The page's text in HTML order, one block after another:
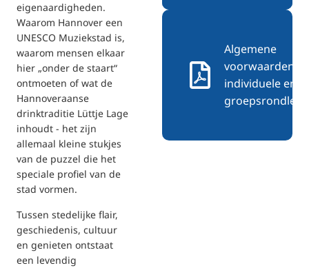
eigenaardigheden.
Waarom Hannover een
UNESCO Muziekstad is,
waarom mensen elkaar
hier „onder de staart“
ontmoeten of wat de
Hannoveraanse
drinktraditie Lüttje Lage
inhoudt - het zijn
allemaal kleine stukjes
van de puzzel die het
speciale profiel van de
stad vormen.
Tussen stedelijke flair,
geschiedenis, cultuur
en genieten ontstaat
een levendig
Algemene
voorwaarden
individuele en